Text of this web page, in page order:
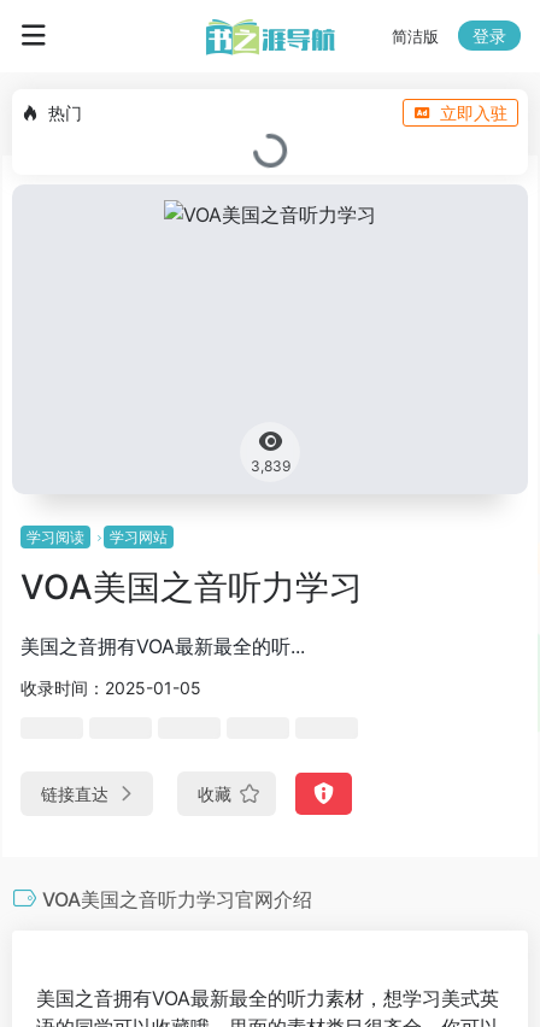
简洁版 登录
热门 立即入驻
3,839
学习阅读 学习网站
VOA美国之音听力学习
美国之音拥有VOA最新最全的听...
收录时间：2025-01-05
链接直达 收藏
VOA美国之音听力学习官网介绍
美国之音拥有VOA最新最全的听力素材，想学习美式英